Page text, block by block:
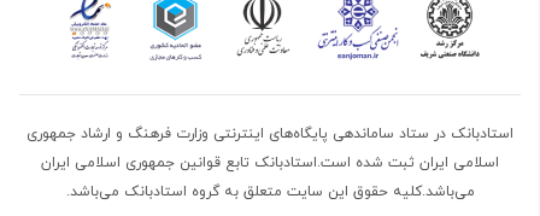
استادبانک در ستاد ساماندهی پایگاه‌های اینترنتی وزارت فرهنگ و ارشاد جمهوری
اسلامی ایران ثبت شده است.استادبانک تابع قوانین جمهوری اسلامی ایران
می‌باشد.کلیه حقوق این سایت متعلق به گروه استادبانک می‌باشد.